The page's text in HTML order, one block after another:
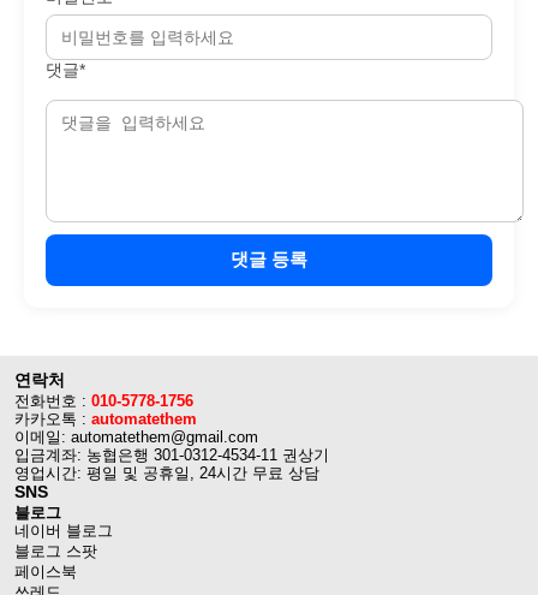
댓글*
댓글 등록
연락처
전화번호 : 010-5778-1756
카카오톡 : automatethem
이메일: automatethem@gmail.com
입금계좌: 농협은행 301-0312-4534-11 권상기
영업시간: 평일 및 공휴일, 24시간 무료 상담
SNS
블로그
네이버 블로그
블로그 스팟
페이스북